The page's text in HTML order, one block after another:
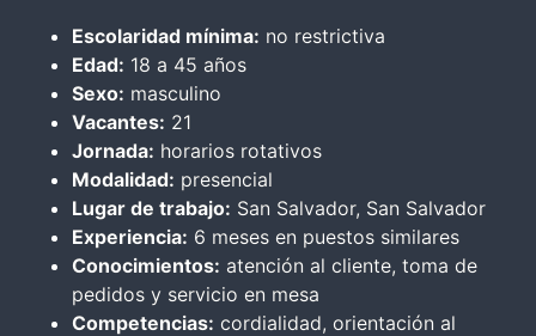
Escolaridad mínima: no restrictiva
Edad: 18 a 45 años
Sexo: masculino
Vacantes: 21
Jornada: horarios rotativos
Modalidad: presencial
Lugar de trabajo: San Salvador, San Salvador
Experiencia: 6 meses en puestos similares
Conocimientos: atención al cliente, toma de
pedidos y servicio en mesa
Competencias: cordialidad, orientación al